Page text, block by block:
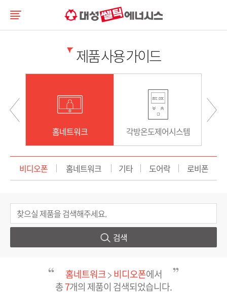
제품 사용 가이드
홈네트워크 각방온도제어시스템
비디오폰 홈네트워크 기타 도어락 로비폰
검색
홈네트워크 비디오폰에서
총7개의 제품이 검색되었습니다.